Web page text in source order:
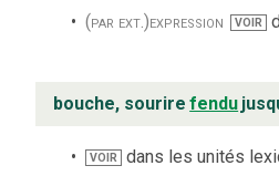
(par ext.)expression VOIR
bouche, sourire fendu
VOIR
dans les unités